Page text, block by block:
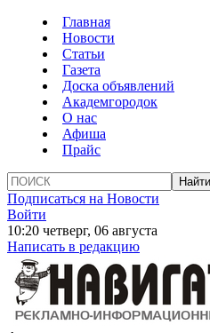
Главная
Новости
Статьи
Газета
Доска объявлений
Академгородок
О нас
Афиша
Прайс
Подписаться на Новости
Войти
10:20 четверг, 06 августа
Написать в редакцию